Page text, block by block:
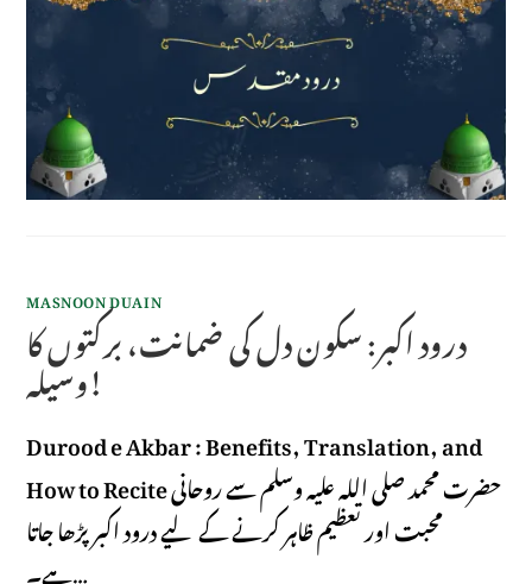
MASNOON DUAIN
درود اکبر: سکون دل کی ضمانت، برکتوں کا
وسیلہ!
Durood e Akbar : Benefits, Translation, and
How to Recite حضرت محمد صلی اللہ علیہ وسلم سے روحانی
محبت اور تعظیم ظاہر کرنے کے لیے درود اکبر پڑھا جاتا
ہے۔…